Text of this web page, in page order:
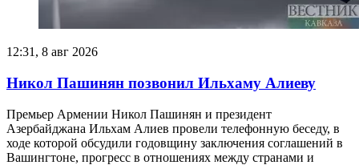
12:31, 8 авг 2026
Никол Пашинян позвонил Ильхаму Алиеву
Премьер Армении Никол Пашинян и президент
Азербайджана Ильхам Алиев провели телефонную беседу, в
ходе которой обсудили годовщину заключения соглашений в
Вашингтоне, прогресс в отношениях между странами и